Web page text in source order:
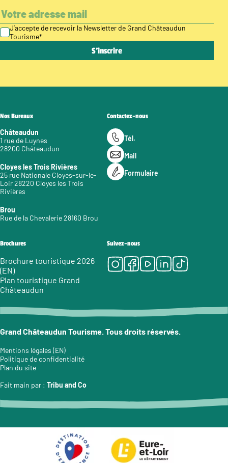
J’accepte de recevoir la Newsletter de Grand Châteaudun
Tourisme*
Nos Bureaux
Châteaudun
1 rue de Luynes
28200 Châteaudun
Cloyes les Trois Rivières
25 rue Nationale Cloyes-sur-le-
Loir 28220 Cloyes les Trois
Rivières
Brou
Rue de la Chevalerie 28160 Brou
Contactez-nous
Tél.
Mail
Formulaire
Brochures
Brochure touristique 2026
(EN)
Plan touristique Grand
Châteaudun
Suivez-nous
Instagram
Facebook
Youtube
LinkedIn
Tiktok
Grand Châteaudun Tourisme. Tous droits réservés.
Mentions légales (EN)
Politique de confidentialité
Plan du site
Fait main par : Tribu and Co